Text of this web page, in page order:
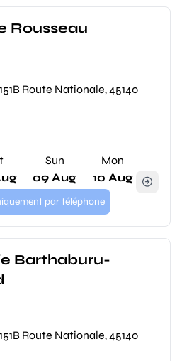
Rousseau
Route Nationale, 45140
Sun
09 Aug
Mon
10 Aug
par téléphone
Barthaburu-
Route Nationale, 45140